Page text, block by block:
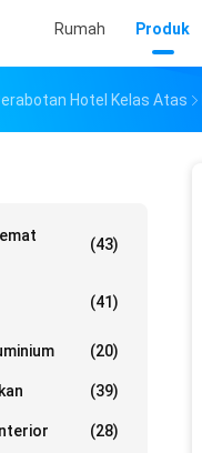
Rumah Produk
Hotel Kelas Atas
(43)
(41)
(20)
(39)
(28)